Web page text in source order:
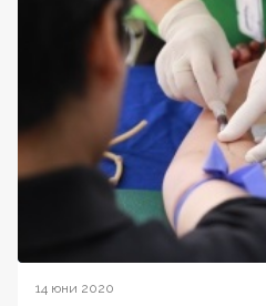
14 юни 2020